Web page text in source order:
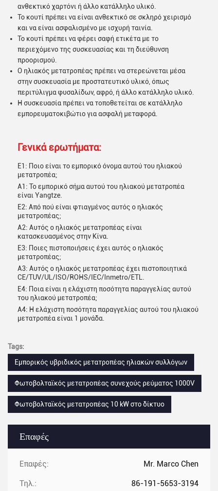
Επαφές
Επαφές: Mr. Marco Chen
Τηλ.: 86-191-5653-3194
ανθεκτικό χαρτόνι ή άλλο κατάλληλο υλικό.
Το κουτί πρέπει να είναι ανθεκτικό σε σκληρό χειρισμό
και να είναι ασφαλισμένο με ισχυρή ταινία.
Το κουτί πρέπει να φέρει σαφή ετικέτα με το
περιεχόμενο της συσκευασίας και τη διεύθυνση
προορισμού.
Ο ηλιακός μετατροπέας πρέπει να στερεώνεται μέσα
στην συσκευασία με προστατευτικό υλικό, όπως
περιτύλιγμα φυσαλίδων, αφρό, ή άλλο κατάλληλο υλικό.
Η συσκευασία πρέπει να τοποθετείται σε κατάλληλο
εμπορευματοκιβώτιο για ασφαλή μεταφορά.
Γενικά ερωτήματα:
Ε1: Ποιο είναι το εμπορικό όνομα αυτού του ηλιακού
μετατροπέα;
Α1: Το εμπορικό σήμα αυτού του ηλιακού μετατροπέα
είναι Yangtze.
Ε2: Από πού είναι φτιαγμένος αυτός ο ηλιακός
μετατροπέας;
Α2: Αυτός ο ηλιακός μετατροπέας είναι
κατασκευασμένος στην Κίνα.
Ε3: Ποιες πιστοποιήσεις έχει αυτός ο ηλιακός
μετατροπέας;
Α3: Αυτός ο ηλιακός μετατροπέας έχει πιστοποιητικά
CE/TUV/UL/ISO/ROHS/IEC/Inmetro/ETL.
Ε4: Ποια είναι η ελάχιστη ποσότητα παραγγελίας αυτού
του ηλιακού μετατροπέα;
Α4: Η ελάχιστη ποσότητα παραγγελίας αυτού του ηλιακού
μετατροπέα είναι 1 μονάδα.
Tags:
Εμπορικός υβριδικός μετατροπέας ηλιακών συλλόγων
Φωτοβολταϊκός μετατροπέας συνεχούς ρεύματος 1000V
Φωτοβολταϊκός μετατροπέας 10 kW στο δίκτυο